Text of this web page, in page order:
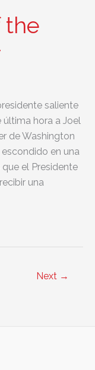
the
saliente
hora a Joel
de Washington
en una
el Presidente
una
Next →